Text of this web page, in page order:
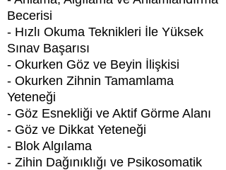
Becerisi
- Hızlı Okuma Teknikleri İle Yüksek
Sınav Başarısı
- Okurken Göz ve Beyin İlişkisi
- Okurken Zihnin Tamamlama
Yeteneği
- Göz Esnekliği ve Aktif Görme Alanı
- Göz ve Dikkat Yeteneği
- Blok Algılama
- Zihin Dağınıklığı ve Psikosomatik